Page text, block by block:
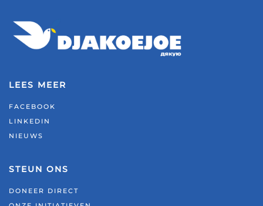
LEES MEER
FACEBOOK
LINKEDIN
NIEUWS
STEUN ONS
DONEER DIRECT